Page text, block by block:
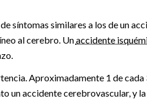
síntomas similares a los de un
al cerebro. Unaccidente
Aproximadamente 1 de cada
un accidente cerebrovascular, y